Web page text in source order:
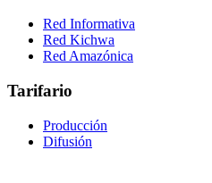
Red Informativa
Red Kichwa
Red Amazónica
Tarifario
Producción
Difusión